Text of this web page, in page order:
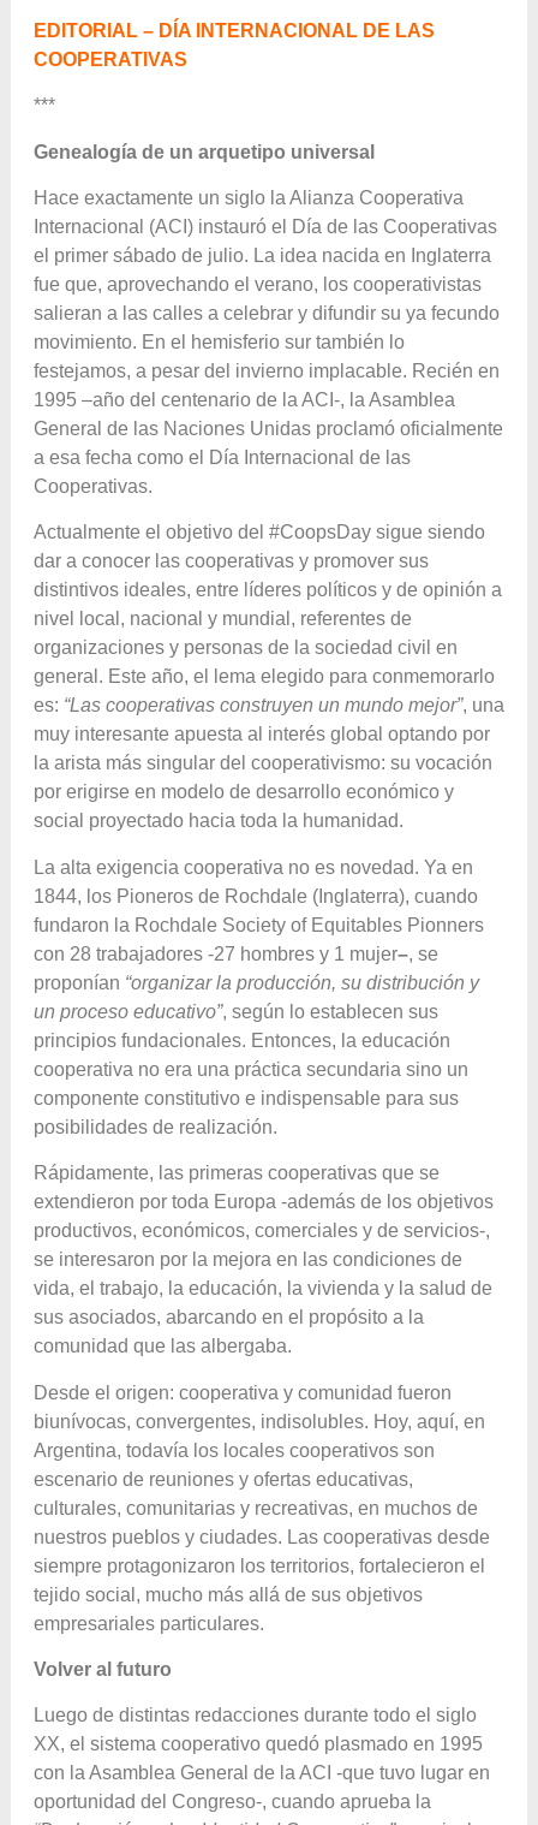
EDITORIAL – DÍA INTERNACIONAL DE LAS
COOPERATIVAS
***
Genealogía de un arquetipo universal
Hace exactamente un siglo la Alianza Cooperativa
Internacional (ACI) instauró el Día de las Cooperativas
el primer sábado de julio. La idea nacida en Inglaterra
fue que, aprovechando el verano, los cooperativistas
salieran a las calles a celebrar y difundir su ya fecundo
movimiento. En el hemisferio sur también lo
festejamos, a pesar del invierno implacable. Recién en
1995 –año del centenario de la ACI-, la Asamblea
General de las Naciones Unidas proclamó oficialmente
a esa fecha como el Día Internacional de las
Cooperativas.
Actualmente el objetivo del #CoopsDay sigue siendo
dar a conocer las cooperativas y promover sus
distintivos ideales, entre líderes políticos y de opinión a
nivel local, nacional y mundial, referentes de
organizaciones y personas de la sociedad civil en
general. Este año, el lema elegido para conmemorarlo
es: “Las cooperativas construyen un mundo mejor”, una
muy interesante apuesta al interés global optando por
la arista más singular del cooperativismo: su vocación
por erigirse en modelo de desarrollo económico y
social proyectado hacia toda la humanidad.
La alta exigencia cooperativa no es novedad. Ya en
1844, los Pioneros de Rochdale (Inglaterra), cuando
fundaron la Rochdale Society of Equitables Pionners
con 28 trabajadores -27 hombres y 1 mujer–, se
proponían “organizar la producción, su distribución y
un proceso educativo”, según lo establecen sus
principios fundacionales. Entonces, la educación
cooperativa no era una práctica secundaria sino un
componente constitutivo e indispensable para sus
posibilidades de realización.
Rápidamente, las primeras cooperativas que se
extendieron por toda Europa -además de los objetivos
productivos, económicos, comerciales y de servicios-,
se interesaron por la mejora en las condiciones de
vida, el trabajo, la educación, la vivienda y la salud de
sus asociados, abarcando en el propósito a la
comunidad que las albergaba.
Desde el origen: cooperativa y comunidad fueron
biunívocas, convergentes, indisolubles. Hoy, aquí, en
Argentina, todavía los locales cooperativos son
escenario de reuniones y ofertas educativas,
culturales, comunitarias y recreativas, en muchos de
nuestros pueblos y ciudades. Las cooperativas desde
siempre protagonizaron los territorios, fortalecieron el
tejido social, mucho más allá de sus objetivos
empresariales particulares.
Volver al futuro
Luego de distintas redacciones durante todo el siglo
XX, el sistema cooperativo quedó plasmado en 1995
con la Asamblea General de la ACI -que tuvo lugar en
oportunidad del Congreso-, cuando aprueba la